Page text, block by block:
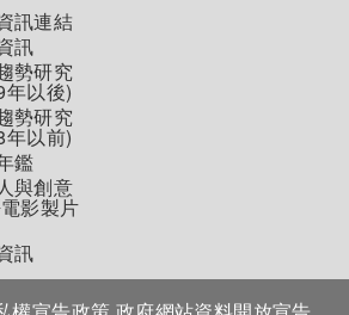
訊連結
訊
勢研究
以後)
勢研究
以前)
鑑
與創意
影製片
訊